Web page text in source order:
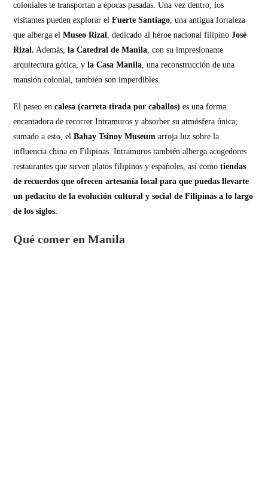
coloniales te transportan a épocas pasadas. Una vez dentro, los
visitantes pueden explorar elFuerte Santiago, una antigua fortaleza
que alberga elMuseo Rizal, dedicado al héroe nacional filipino José
Rizal. Además,la Catedral de Manila, con su impresionante
arquitectura gótica, yla Casa Manila, una reconstrucción de una
mansión colonial, también son imperdibles.
El paseo encalesa (carreta tirada por caballos) es una forma
encantadora de recorrer Intramuros y absorber su atmósfera única;
sumado a esto, elBahay Tsinoy Museumarroja luz sobre la
influencia china en Filipinas. Intramuros también alberga acogedores
restaurantes que sirven platos filipinos y españoles, así como tiendas
de recuerdos que ofrecen artesanía local para que puedas llevarte
un pedacito de la evolución cultural y social de Filipinas a lo largo
de los siglos.
Qué comer en Manila